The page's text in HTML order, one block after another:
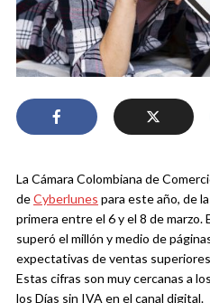
La Cámara Colombiana de
deCyberlunes para este año, de
primera entre el 6 y el 8 de
superó el millón y medio de
expectativas de ventas
Estas cifras son muy cercanas a
los Días sin IVA en el canal digital.